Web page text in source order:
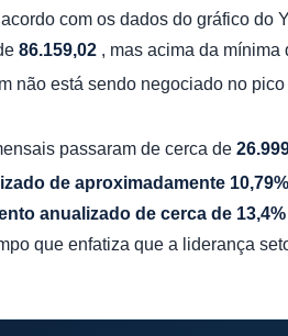
com os dados do gráfico do
86.159,02, mas acima da mínima
não está sendo negociado no
passaram de cerca de
de aproximadamente 10,79%
anualizado de cerca de
que enfatiza que a liderança